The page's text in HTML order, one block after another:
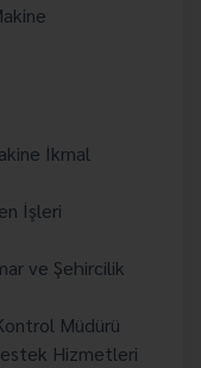
İkmal
İşleri
ve Şehircilik
Müdürü
Hizmetleri